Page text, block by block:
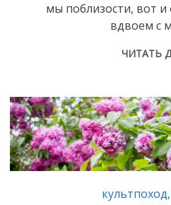
мы поблизости, вот и
вдвоем с
ЧИТАТЬ
культпоход,